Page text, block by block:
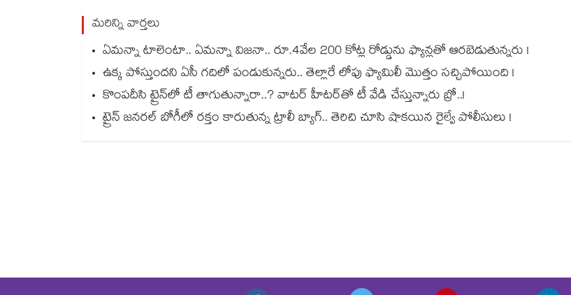
మరిన్ని వార్తలు
ఏమన్నా టాలెంటా.. ఏమన్నా విజనా.. రూ.4వేల 200 కోట్ల రోడ్డును ఫ్యాన్లతో ఆరబెడుతున్నరు !
ఉక్క పోస్తుందని ఏసీ గదిలో పండుకున్నరు.. తెల్లారే లోపు ఫ్యామిలీ మొత్తం సచ్చిపోయింది !
కొంపదీసి ట్రైన్⁬లో టీ తాగుతున్నారా..? వాటర్ హీటర్⁭⁭తో టీ వేడి చేస్తున్నారు బ్రో..!
ట్రైన్ జనరల్ బోగీలో రక్తం కారుతున్న ట్రాలీ బ్యాగ్.. తెరిచి చూసి షాకయిన రైల్వే పోలీసులు !